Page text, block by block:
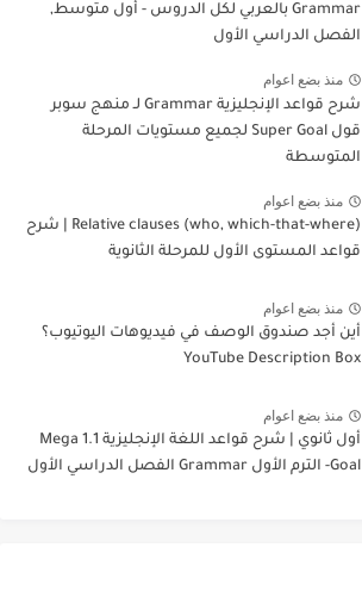
Grammar بالعربي لكل الدروس - أول متوسط,
الفصل الدراسي الأول
منذ بضع اعوام
شرح قواعد الإنجليزية Grammar لـ منهج سوبر
قول Super Goal لجميع مستويات المرحلة
المتوسطة
منذ بضع اعوام
Relative clauses (who, which-that-where) | شرح
قواعد المستوى الأول للمرحلة الثانوية
منذ بضع اعوام
أين أجد صندوق الوصف في فيديوهات اليوتيوب؟
YouTube Description Box
منذ بضع اعوام
أول ثانوي | شرح قواعد اللغة الإنجليزية 1.1 Mega
Goal- الترم الأول Grammar الفصل الدراسي الأول